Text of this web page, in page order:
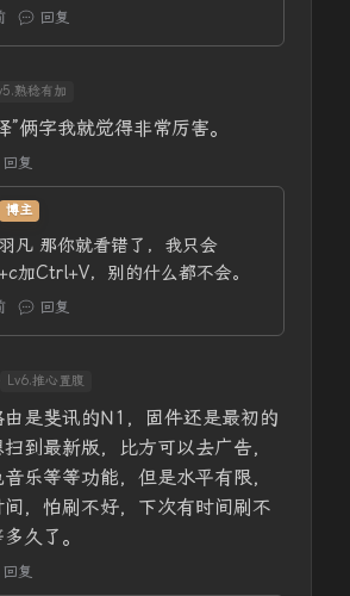
回复
熟稔有加
”俩字我就觉得非常厉害。
回复
博主
凡 那你就看错了，我只会
加Ctrl+V，别的什么都不会。
回复
Lv6.推心置腹
由是斐讯的N1，固件还是最初的
到最新版，比方可以去广告，
乐等等功能，但是水平有限，
间，怕刷不好，下次有时间刷不
久了。
回复